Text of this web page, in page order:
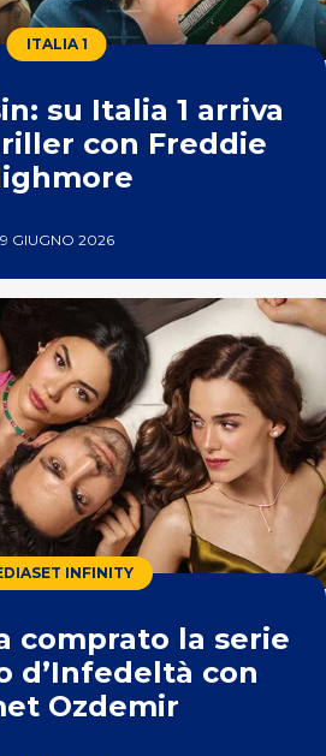
ITALIA 1
su Italia 1 arriva
con Freddie
9 GIUGNO 2026
INFINITY
comprato la serie
d’Infedeltà con
Ozdemir